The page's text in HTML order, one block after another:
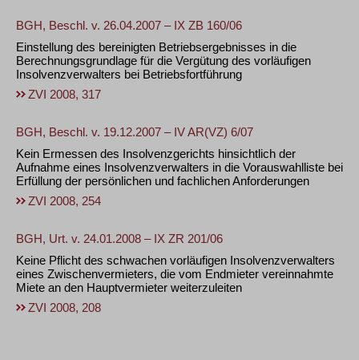
BGH, Beschl. v. 26.04.2007 – IX ZB 160/06
Einstellung des bereinigten Betriebsergebnisses in die
Berechnungsgrundlage für die Vergütung des vorläufigen
Insolvenzverwalters bei Betriebsfortführung
ZVI 2008, 317
BGH, Beschl. v. 19.12.2007 – IV AR(VZ) 6/07
Kein Ermessen des Insolvenzgerichts hinsichtlich der
Aufnahme eines Insolvenzverwalters in die Vorauswahlliste bei
Erfüllung der persönlichen und fachlichen Anforderungen
ZVI 2008, 254
BGH, Urt. v. 24.01.2008 – IX ZR 201/06
Keine Pflicht des schwachen vorläufigen Insolvenzverwalters
eines Zwischenvermieters, die vom Endmieter vereinnahmte
Miete an den Hauptvermieter weiterzuleiten
ZVI 2008, 208